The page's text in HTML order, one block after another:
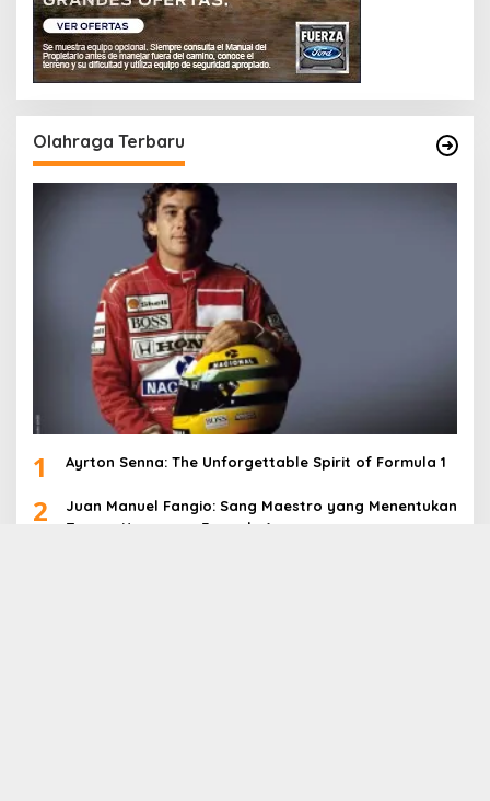
Olahraga Terbaru
1 Ayrton Senna: The Unforgettable Spirit of Formula 1
2
Juan Manuel Fangio: Sang Maestro yang Menentukan
Zaman Keemasan Formula 1